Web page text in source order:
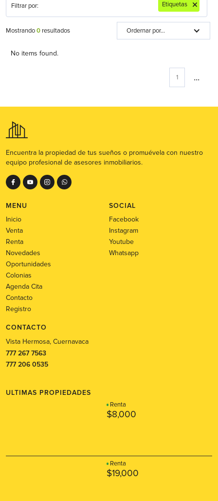
Filtrar por: Etiquetas
Mostrando0 resultados Ordernar por...
No items found.
1 ...
Encuentra la propiedad de tus sueños o promuévela con nuestro
equipo profesional de asesores inmobiliarios.
MENU
Inicio
Venta
Renta
Novedades
Oportunidades
Colonias
Agenda Cita
Contacto
Registro
SOCIAL
Facebook
Instagram
Youtube
Whatsapp
CONTACTO
Vista Hermosa, Cuernavaca
777 267 7563
777 206 0535
ULTIMAS PROPIEDADES
Renta
$8,000
Renta
$19,000